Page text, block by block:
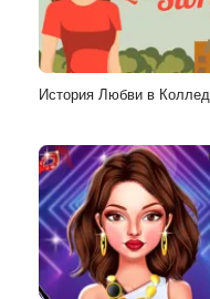
История Любви в